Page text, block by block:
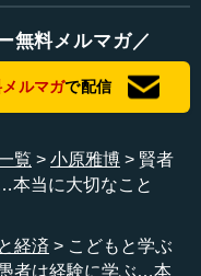
最近はなかなか怖い
ういう答えになるの
えてくるものはどう
平和 戦争と平和に
120ページです。「日
ないか」という問題
けれど、ここの世論
無料メルマガ／
ルマガで配信
覧 小原雅博
賢者
本当に大切なこと
経済
こどもと学ぶ
者は経験に学ぶ…本